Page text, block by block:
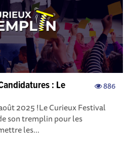
886
: Le
2025 ! Le Curieux Festival
son tremplin pour les
les...